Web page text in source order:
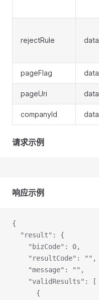
rejectRule data
pageFlag data
pageUri data
companyId data
请求示例
响应示例
{
  "result": {
    "bizCode": 0,
    "resultCode": "",
    "message": "",
    "validResults": [
      {